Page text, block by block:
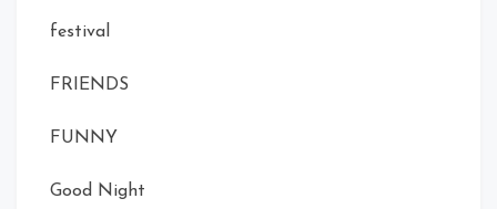
festival
FRIENDS
FUNNY
Good Night